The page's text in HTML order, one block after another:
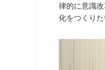
律的に意識
化をつくり